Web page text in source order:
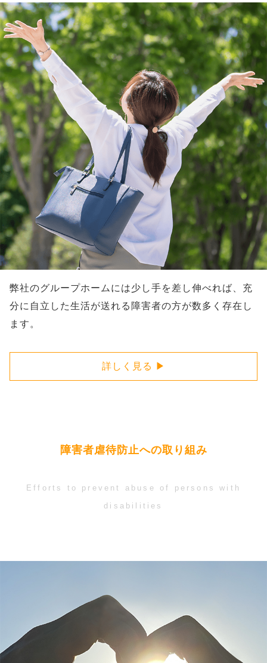
弊社のグループホームには少し手を差し伸べれば、充
分に自立した生活が送れる障害者の方が数多く存在し
ます。
詳しく見る ▶
障害者虐待防止への取り組み
Efforts to prevent abuse of persons with
disabilities